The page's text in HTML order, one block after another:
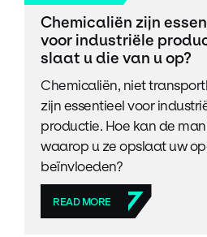
Chemicaliën zijn
voor industriële
slaat u die van u op?
Chemicaliën, niet
zijn essentieel voor
productie. Hoe kan de
waarop u ze opslaat uw
beïnvloeden?
READ MORE